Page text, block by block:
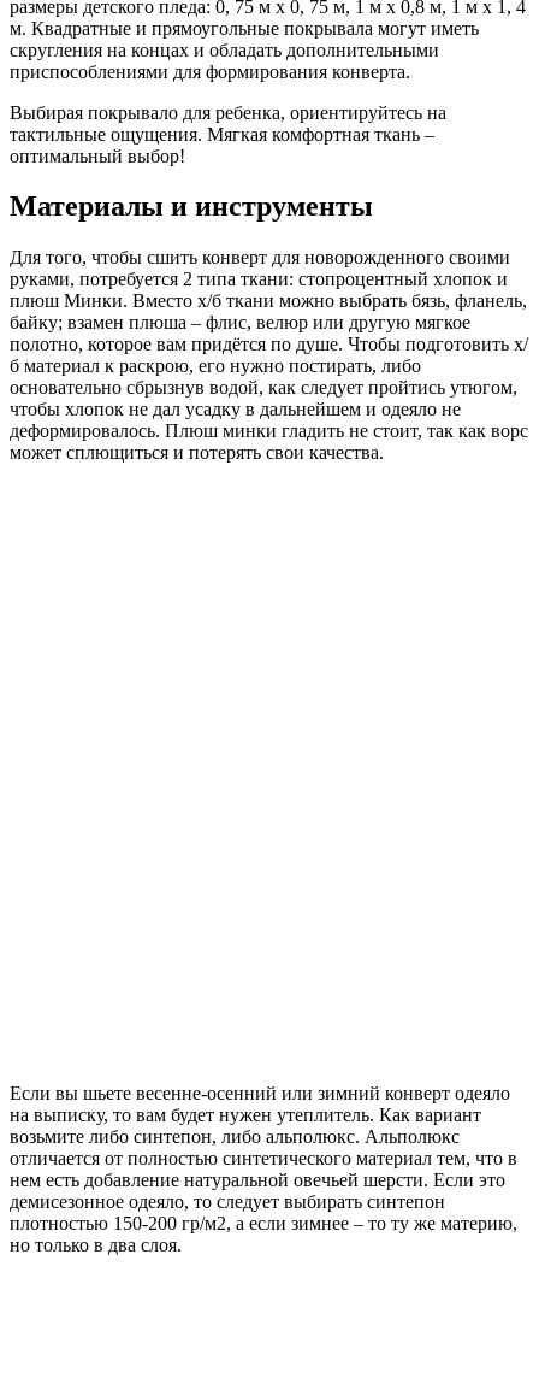
размеры детского пледа: 0, 75 м х 0, 75 м, 1 м х 0,8 м, 1 м х 1, 4
м. Квадратные и прямоугольные покрывала могут иметь
скругления на концах и обладать дополнительными
приспособлениями для формирования конверта.
Выбирая покрывало для ребенка, ориентируйтесь на
тактильные ощущения. Мягкая комфортная ткань –
оптимальный выбор!
Материалы и инструменты
Для того, чтобы сшить конверт для новорожденного своими
руками, потребуется 2 типа ткани: стопроцентный хлопок и
плюш Минки. Вместо х/б ткани можно выбрать бязь, фланель,
байку; взамен плюша – флис, велюр или другую мягкое
полотно, которое вам придётся по душе. Чтобы подготовить х/
б материал к раскрою, его нужно постирать, либо
основательно сбрызнув водой, как следует пройтись утюгом,
чтобы хлопок не дал усадку в дальнейшем и одеяло не
деформировалось. Плюш минки гладить не стоит, так как ворс
может сплющиться и потерять свои качества.
Если вы шьете весенне-осенний или зимний конверт одеяло
на выписку, то вам будет нужен утеплитель. Как вариант
возьмите либо синтепон, либо альполюкс. Альполюкс
отличается от полностью синтетического материал тем, что в
нем есть добавление натуральной овечьей шерсти. Если это
демисезонное одеяло, то следует выбирать синтепон
плотностью 150-200 гр/м2, а если зимнее – то ту же материю,
но только в два слоя.